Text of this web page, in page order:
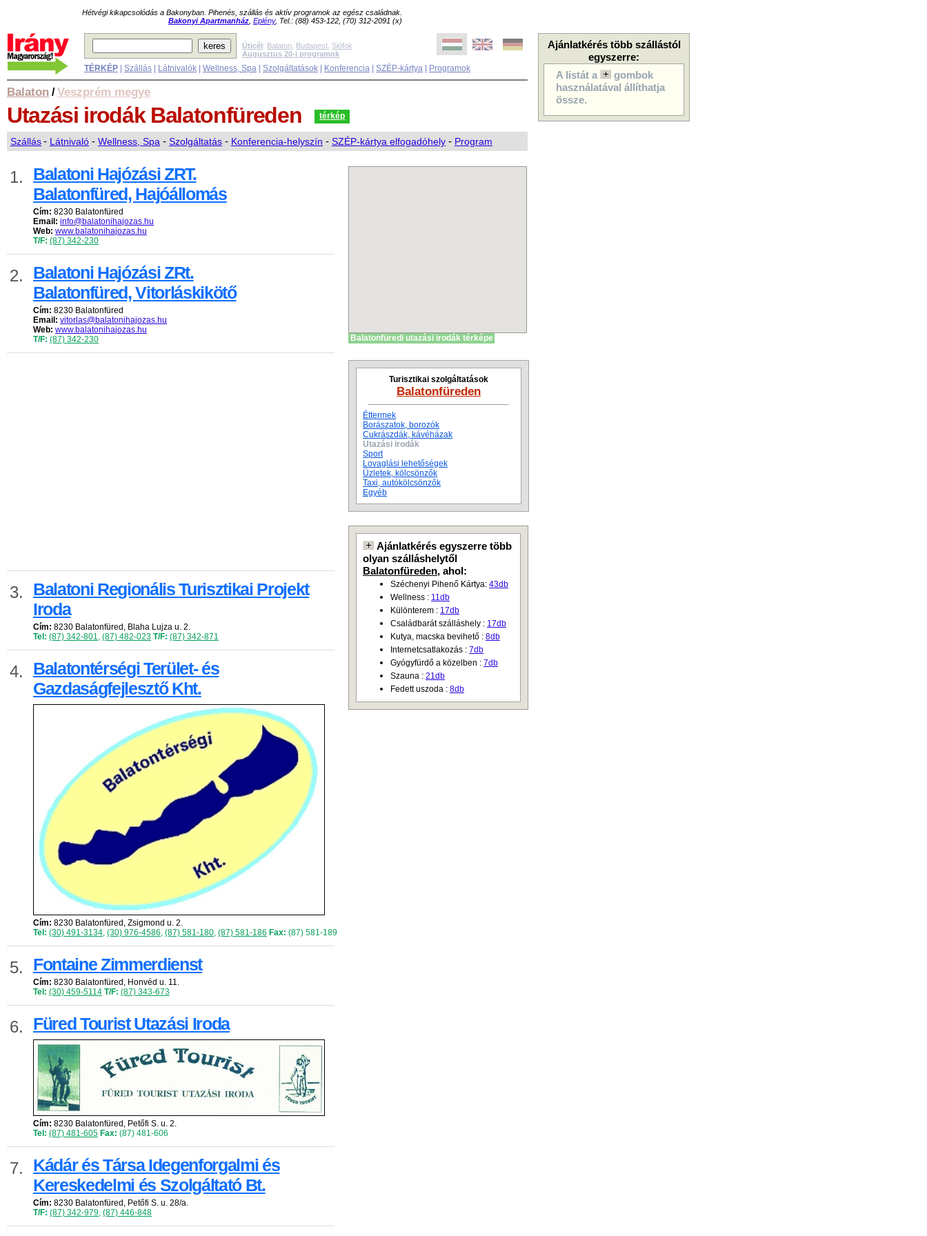
Hétvégi kikapcsolódás a Bakonyban. Pihenés, szállás és aktív programok az egész családnak.
Bakonyi Apartmanház Eplény, Tel.: (88) 453-122, (70) 312-2091 (x)
Ajánlatkérés több szállástól
egyszerre:
A listát a
gombok
használatával állíthatja
össze.
Úticél: Balaton Budapest Siófok
Augusztus 20-i programok
TÉRKÉP Szállás Látnivalók Wellness, Spa Szolgáltatások Konferencia SZÉP-kártya Programok
Balaton /Veszprém megye
Utazási irodák Balatonfüreden térkép
Szállás- Látnivaló - Wellness, Spa - Szolgáltatás - Konferencia-helyszín - SZÉP-kártya elfogadóhely - Program
1.
Balatoni Hajózási ZRT.
Balatonfüred, Hajóállomás
Cím: 8230 Balatonfüred
Email: info@balatonihajozas.hu
Web: www.balatonihajozas.hu
T/F: (87) 342-230
2.
Balatoni Hajózási ZRt.
Balatonfüred, Vitorláskikötő
Cím: 8230 Balatonfüred
Email: vitorlas@balatonihajozas.hu
Web: www.balatonihajozas.hu
T/F: (87) 342-230
3.
Balatoni Regionális Turisztikai Projekt
Iroda
Cím: 8230 Balatonfüred, Blaha Lujza u. 2.
Tel: (87) 342-801, (87) 482-023 T/F: (87) 342-871
4.
Balatontérségi Terület- és
Gazdaságfejlesztő Kht.
Cím: 8230 Balatonfüred, Zsigmond u. 2.
Tel: (30) 491-3134, (30) 976-4586, (87) 581-180, (87) 581-186 Fax: (87) 581-189
5. Fontaine Zimmerdienst
Cím: 8230 Balatonfüred, Honvéd u. 11.
Tel: (30) 459-5114 T/F: (87) 343-673
6. Füred Tourist Utazási Iroda
Cím: 8230 Balatonfüred, Petőfi S. u. 2.
Tel: (87) 481-605 Fax: (87) 481-606
7.
Kádár és Társa Idegenforgalmi és
Kereskedelmi és Szolgáltató Bt.
Cím: 8230 Balatonfüred, Petőfi S. u. 28/a.
T/F: (87) 342-979, (87) 446-848
Balatonfüredi utazási irodák térképe
Turisztikai szolgáltatások
Balatonfüreden
Éttermek
Borászatok, borozók
Cukrászdák, kávéházak
Utazási irodák
Sport
Lovaglási lehetőségek
Üzletek, kölcsönzők
Taxi, autókölcsönzők
Egyéb
Ajánlatkérés egyszerre több
olyan szálláshelytől
Balatonfüreden, ahol:
Széchenyi Pihenő Kártya: 43db
Wellness : 11db
Különterem : 17db
Családbarát szálláshely : 17db
Kutya, macska bevihető : 8db
Internetcsatlakozás : 7db
Gyógyfürdő a közelben : 7db
Szauna : 21db
Fedett uszoda : 8db